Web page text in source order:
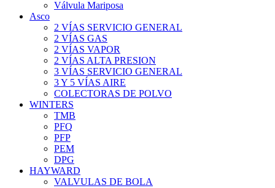
Válvula Mariposa
Asco
2 VÍAS SERVICIO GENERAL
2 VÍAS GAS
2 VÍAS VAPOR
2 VÍAS ALTA PRESION
3 VÍAS SERVICIO GENERAL
3 Y 5 VÍAS AIRE
COLECTORAS DE POLVO
WINTERS
TMB
PFQ
PFP
PEM
DPG
HAYWARD
VALVULAS DE BOLA